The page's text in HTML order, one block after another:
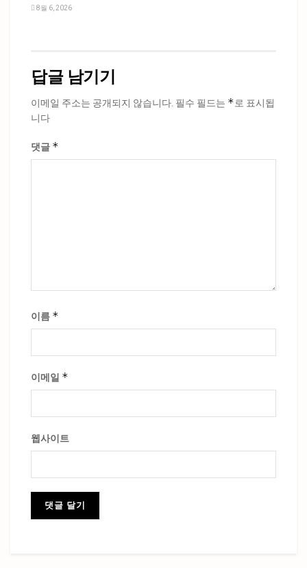
8월 6, 2026
답글 남기기
이메일 주소는 공개되지 않습니다. 필수 필드는 *로 표시됩
니다
댓글 *
이름 *
이메일 *
웹사이트